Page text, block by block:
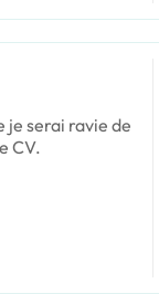
je serai ravie de
CV.